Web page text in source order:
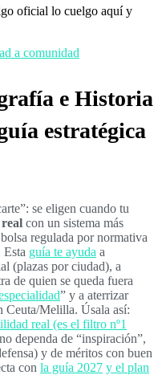
oficial lo cuelgo aquí y
a comunidad
e Historia
estratégica
se eligen cuando tu
con un sistema más
regulada por normativa
Esta guía te ayuda a
(plazas por ciudad), a
de quien se queda fuera
” y a aterrizar
Ceuta/Melilla. Úsala así:
real (es el filtro nº1
dependa de “inspiración”,
y de méritos con buen
con la guía 2027 y el plan